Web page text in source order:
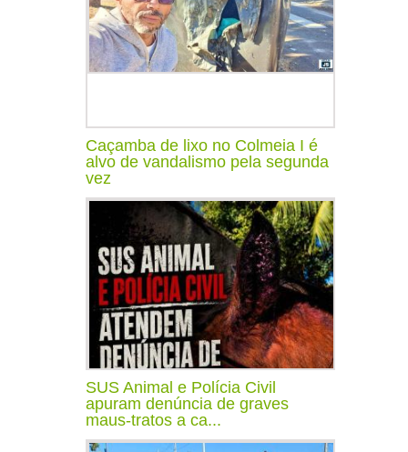
Caçamba de lixo no Colmeia I é
alvo de vandalismo pela segunda
vez
SUS Animal e Polícia Civil
apuram denúncia de graves
maus-tratos a ca...